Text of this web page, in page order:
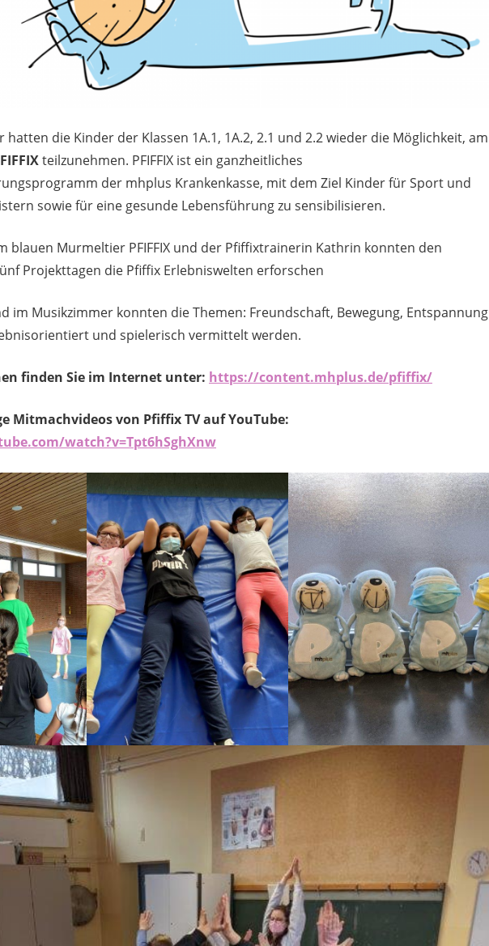
hatten die Kinder der Klassen 1A.1, 1A.2, 2.1 und 2.2 wieder die Möglichkeit, am
teilzunehmen. PFIFFIX ist ein ganzheitliches
der mhplus Krankenkasse, mit dem Ziel Kinder für Sport und
sowie für eine gesunde Lebensführung zu sensibilisieren.
blauen Murmeltier PFIFFIX und der Pfiffixtrainerin Kathrin konnten den
Projekttagen die Pfiffix Erlebniswelten erforschen
im Musikzimmer konnten die Themen: Freundschaft, Bewegung, Entspannung
und spielerisch vermittelt werden.
finden Sie im Internet unter: https://content.mhplus.de/pfiffix/
Mitmachvideos von Pfiffix TV auf YouTube:
watch?v=Tpt6hSghXnw